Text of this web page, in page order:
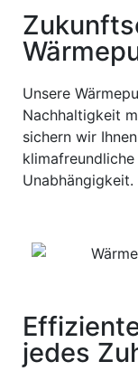
Unsere
Nachhaltigkeit
sichern wir
Unabhängigkeit.
jedes